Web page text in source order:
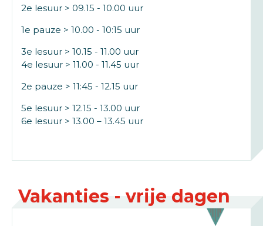
2e lesuur > 09.15 - 10.00 uur
1e pauze > 10.00 - 10:15 uur
3e lesuur > 10.15 - 11.00 uur
4e lesuur > 11.00 - 11.45 uur
2e pauze > 11:45 - 12.15 uur
5e lesuur > 12.15 - 13.00 uur
6e lesuur > 13.00 – 13.45 uur
Vakanties - vrije dagen